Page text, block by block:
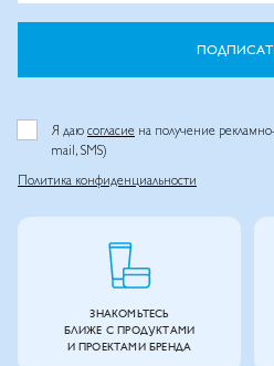
Я даю согласие на получение
mail, SMS)
Политика конфиденциальности
ЗНАКОМЬТЕСЬ
БЛИЖЕ С ПРОДУКТАМИ
И ПРОЕКТАМИ БРЕНДА